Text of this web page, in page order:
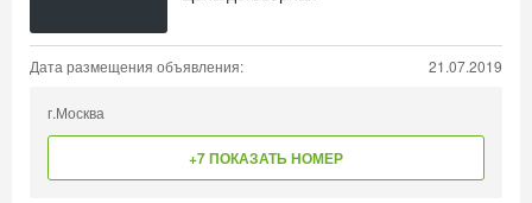
Дата размещения объявления: 21.07.2019
г.Москва
+7 ПОКАЗАТЬ НОМЕР